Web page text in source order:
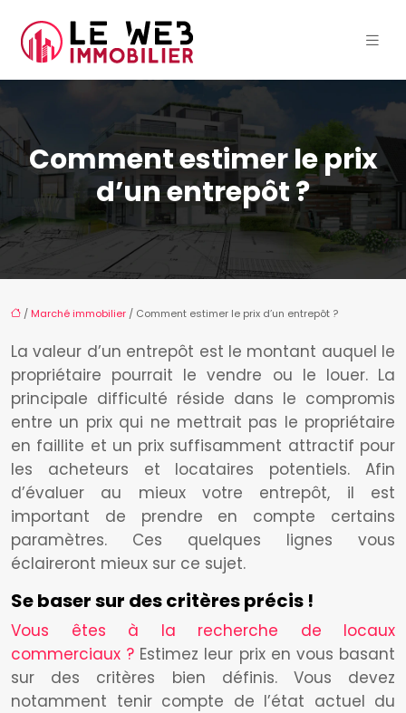
Comment estimer le prix
d’un entrepôt ?
/ Marché immobilier / Comment estimer le prix d’un entrepôt ?
La valeur d’un entrepôt est le montant auquel le
propriétaire pourrait le vendre ou le louer. La
principale difficulté réside dans le compromis
entre un prix qui ne mettrait pas le propriétaire
en faillite et un prix suffisamment attractif pour
les acheteurs et locataires potentiels. Afin
d’évaluer au mieux votre entrepôt, il est
important de prendre en compte certains
paramètres. Ces quelques lignes vous
éclaireront mieux sur ce sujet.
Se baser sur des critères précis !
Vous êtes à la recherche de locaux
commerciaux ? Estimez leur prix en vous basant
sur des critères bien définis. Vous devez
notamment tenir compte de l’état actuel du